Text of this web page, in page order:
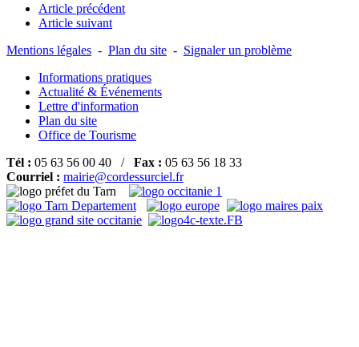
Article précédent
Article suivant
Mentions légales - Plan du site - Signaler un problème
Informations pratiques
Actualité & Événements
Lettre d'information
Plan du site
Office de Tourisme
Tél : 05 63 56 00 40 / Fax : 05 63 56 18 33
Courriel : mairie@cordessurciel.fr